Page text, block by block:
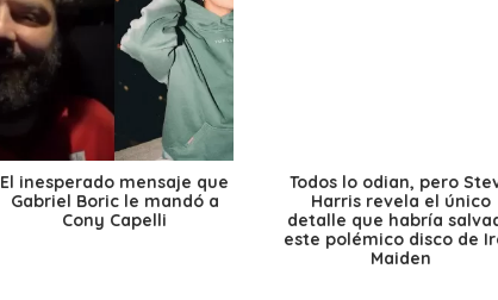
El inesperado mensaje que
Gabriel Boric le mandó a
Cony Capelli
Todos lo odian, pero
Harris revela el único
detalle que habría
este polémico disco de
Maiden